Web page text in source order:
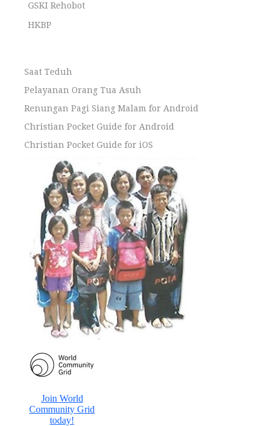
GSKI Rehobot
HKBP
Saat Teduh
Pelayanan Orang Tua Asuh
Renungan Pagi Siang Malam for Android
Christian Pocket Guide for Android
Christian Pocket Guide for iOS